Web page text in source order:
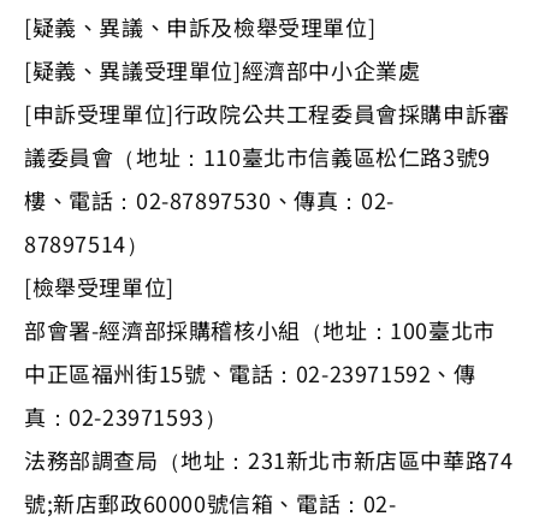
[疑義、異議、申訴及檢舉受理單位]
[疑義、異議受理單位]經濟部中小企業處
[申訴受理單位]行政院公共工程委員會採購申訴審
議委員會（地址：110臺北市信義區松仁路3號9
樓、電話：02-87897530、傳真：02-
87897514）
[檢舉受理單位]
部會署-經濟部採購稽核小組（地址：100臺北市
中正區福州街15號、電話：02-23971592、傳
真：02-23971593）
法務部調查局（地址：231新北市新店區中華路74
號;新店郵政60000號信箱、電話：02-